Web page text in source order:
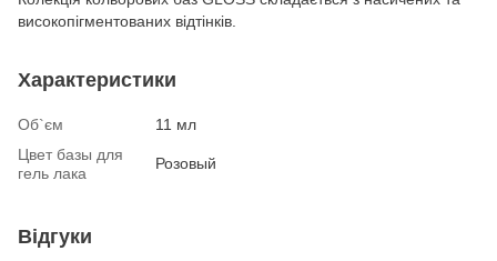
високопігментованих відтінків.
Характеристики
Об`єм
11 мл
Цвет базы для
гель лака
Розовый
Відгуки